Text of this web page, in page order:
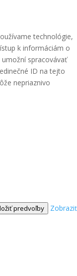
technológie,
k informáciám o
spracovávať
ID na tejto
nepriaznivo
predvoľby
Zobraziť